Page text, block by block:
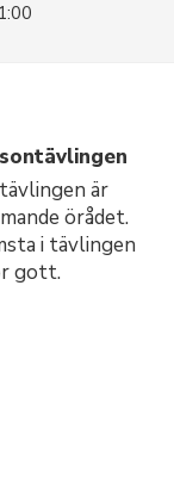
är
örådet.
i tävlingen
gott.